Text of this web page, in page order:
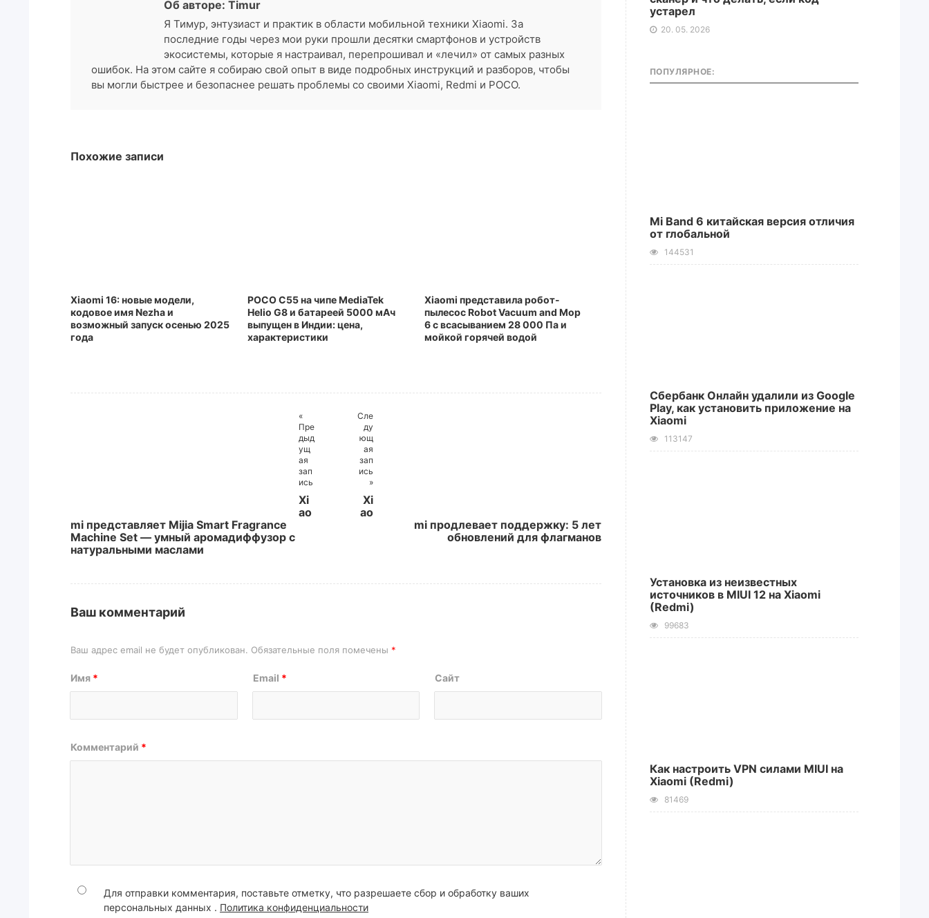
Об авторе: Timur
Я Тимур, энтузиаст и практик в области мобильной техники Xiaomi. За
последние годы через мои руки прошли десятки смартфонов и устройств
экосистемы, которые я настраивал, перепрошивал и «лечил» от самых разных
ошибок. На этом сайте я собираю свой опыт в виде подробных инструкций и разборов, чтобы
вы могли быстрее и безопаснее решать проблемы со своими Xiaomi, Redmi и POCO.
Похожие записи
Xiaomi 16: новые модели,
кодовое имя Nezha и
возможный запуск осенью 2025
года
POCO C55 на чипе MediaTek
Helio G8 и батареей 5000 мАч
выпущен в Индии: цена,
характеристики
Xiaomi представила робот-
пылесос Robot Vacuum and Mop
6 с всасыванием 28 000 Па и
мойкой горячей водой
«
Пре
дыд
ущ
ая
зап
ись
Xi
ao
mi представляет Mijia Smart Fragrance
Machine Set — умный аромадиффузор с
натуральными маслами
Сле
ду
ющ
ая
зап
ись
»
Xi
ao
mi продлевает поддержку: 5 лет
обновлений для флагманов
Ваш комментарий
Ваш адрес email не будет опубликован. Обязательные поля помечены *
Имя * Email * Сайт
Комментарий *
Для отправки комментария, поставьте отметку, что разрешаете сбор и обработку ваших
персональных данных . Политика конфиденциальности
устарел
20. 05. 2026
ПОПУЛЯРНОЕ:
Mi Band 6 китайская версия отличия
от глобальной
144531
Сбербанк Онлайн удалили из Google
Play, как установить приложение на
Xiaomi
113147
Установка из неизвестных
источников в MIUI 12 на Xiaomi
(Redmi)
99683
Как настроить VPN силами MIUI на
Xiaomi (Redmi)
81469